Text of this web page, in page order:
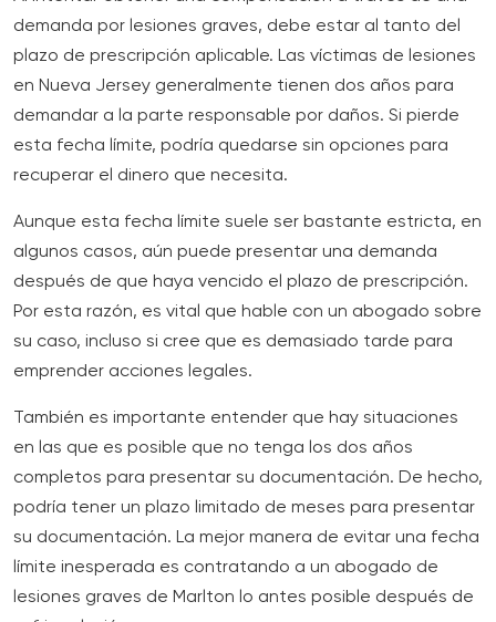
demanda por lesiones graves, debe estar al tanto del
plazo de prescripción aplicable. Las víctimas de lesiones
en Nueva Jersey generalmente tienen dos años para
demandar a la parte responsable por daños. Si pierde
esta fecha límite, podría quedarse sin opciones para
recuperar el dinero que necesita.
Aunque esta fecha límite suele ser bastante estricta, en
algunos casos, aún puede presentar una demanda
después de que haya vencido el plazo de prescripción.
Por esta razón, es vital que hable con un abogado sobre
su caso, incluso si cree que es demasiado tarde para
emprender acciones legales.
También es importante entender que hay situaciones
en las que es posible que no tenga los dos años
completos para presentar su documentación. De hecho,
podría tener un plazo limitado de meses para presentar
su documentación. La mejor manera de evitar una fecha
límite inesperada es contratando a un abogado de
lesiones graves de Marlton lo antes posible después de